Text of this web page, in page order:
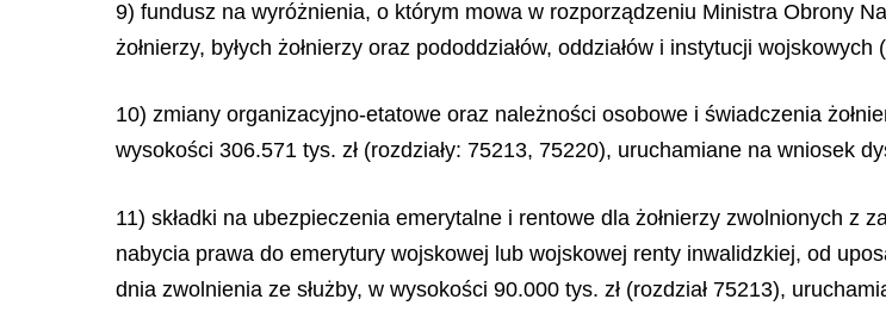
9) fundusz na wyróżnienia, o którym mowa w rozporządzeniu Ministra Obrony
żołnierzy, byłych żołnierzy oraz pododdziałów, oddziałów i instytucji
10) zmiany organizacyjno-etatowe oraz należności osobowe i świadczenia
wysokości 306.571 tys. zł (rozdziały: 75213, 75220), uruchamiane na wniosek
11) składki na ubezpieczenia emerytalne i rentowe dla żołnierzy zwolnionych z
nabycia prawa do emerytury wojskowej lub wojskowej renty inwalidzkiej, od
dnia zwolnienia ze służby, w wysokości 90.000 tys. zł (rozdział 75213),